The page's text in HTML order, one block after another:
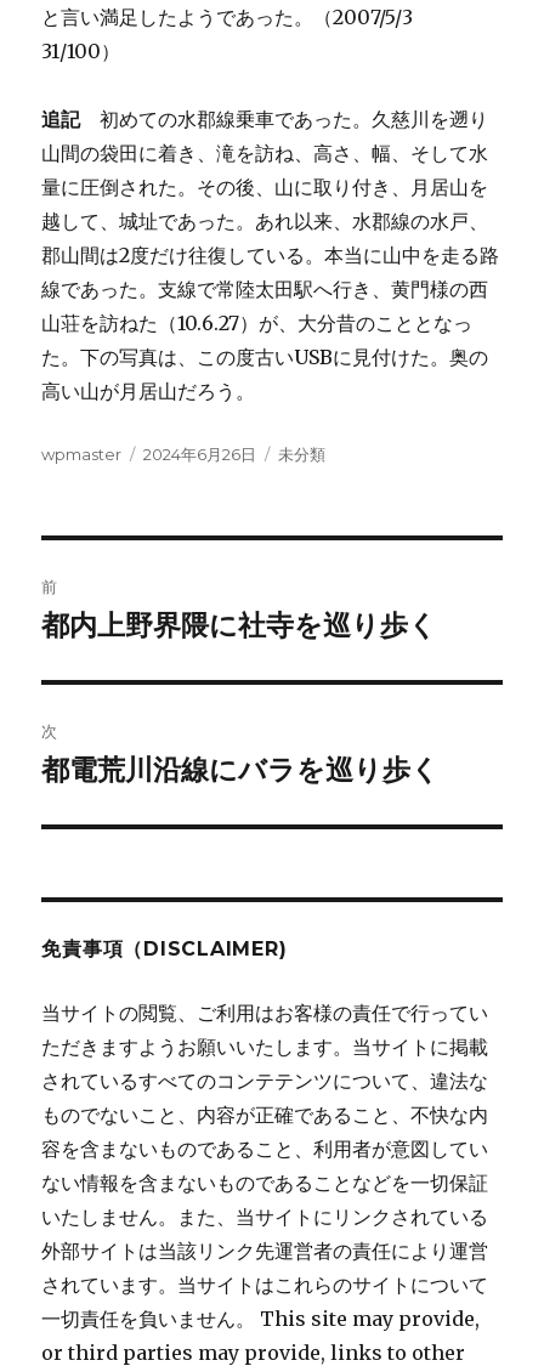
と言い満足したようであった。（2007/5/3
31/100）
追記初めての水郡線乗車であった。久慈川を遡り
山間の袋田に着き、滝を訪ね、高さ、幅、そして水
量に圧倒された。その後、山に取り付き、月居山を
越して、城址であった。あれ以来、水郡線の水戸、
郡山間は2度だけ往復している。本当に山中を走る路
線であった。支線で常陸太田駅へ行き、黄門様の西
山荘を訪ねた（10.6.27）が、大分昔のこととなっ
た。下の写真は、この度古いUSBに見付けた。奥の
高い山が月居山だろう。
投
wpmaster
投
2024年6月26日
カ
未分類
稿
ビ
ゲ
ー
前
前
投
稿:
都内上野界隈に社寺を巡り歩く
次
次
投
都電荒川沿線にバラを巡り歩く
免責事項（DISCLAIMER)
当サイトの閲覧、ご利用はお客様の責任で行ってい
ただきますようお願いいたします。当サイトに掲載
されているすべてのコンテテンツについて、違法な
ものでないこと、内容が正確であること、不快な内
容を含まないものであること、利用者が意図してい
ない情報を含まないものであることなどを一切保証
いたしません。また、当サイトにリンクされている
外部サイトは当該リンク先運営者の責任により運営
されています。当サイトはこれらのサイトについて
一切責任を負いません。 This site may provide,
or third parties may provide, links to other